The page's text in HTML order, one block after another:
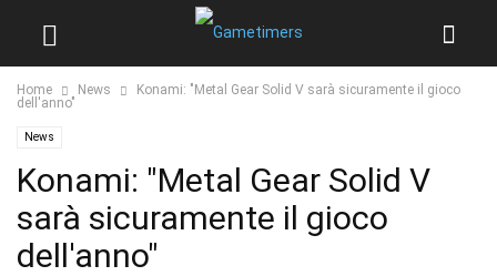
Home News
Konami: "Metal Gear Solid V sarà sicuramente il gioco
dell'anno"
News
Konami: "Metal Gear Solid V
sarà sicuramente il gioco
dell'anno"